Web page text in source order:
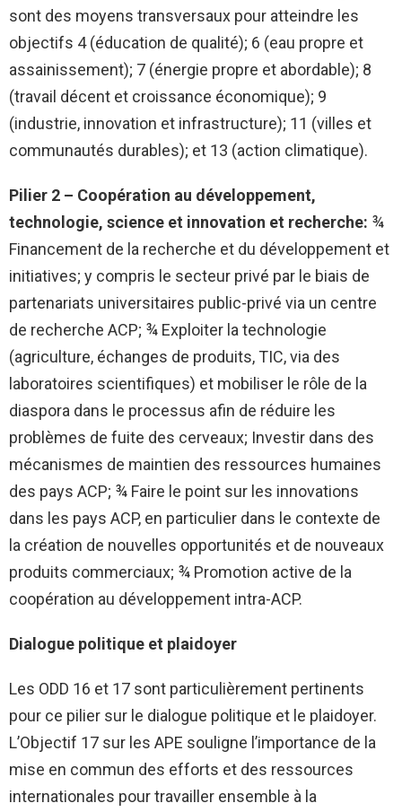
sont des moyens transversaux pour atteindre les
objectifs 4 (éducation de qualité); 6 (eau propre et
assainissement); 7 (énergie propre et abordable); 8
(travail décent et croissance économique); 9
(industrie, innovation et infrastructure); 11 (villes et
communautés durables); et 13 (action climatique).
Pilier 2 – Coopération au développement,
technologie, science et innovation et recherche: ¾
Financement de la recherche et du développement et
initiatives; y compris le secteur privé par le biais de
partenariats universitaires public-privé via un centre
de recherche ACP; ¾ Exploiter la technologie
(agriculture, échanges de produits, TIC, via des
laboratoires scientifiques) et mobiliser le rôle de la
diaspora dans le processus afin de réduire les
problèmes de fuite des cerveaux; Investir dans des
mécanismes de maintien des ressources humaines
des pays ACP; ¾ Faire le point sur les innovations
dans les pays ACP, en particulier dans le contexte de
la création de nouvelles opportunités et de nouveaux
produits commerciaux; ¾ Promotion active de la
coopération au développement intra-ACP.
Dialogue politique et plaidoyer
Les ODD 16 et 17 sont particulièrement pertinents
pour ce pilier sur le dialogue politique et le plaidoyer.
L’Objectif 17 sur les APE souligne l’importance de la
mise en commun des efforts et des ressources
internationales pour travailler ensemble à la